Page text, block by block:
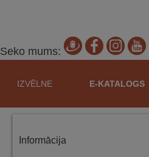
Seko mums:
IZVĒLNE E-KATALOGS
Informācija